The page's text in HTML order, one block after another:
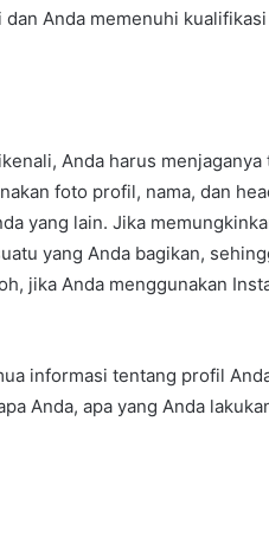
Anda memenuhi
Anda harus
foto profil, nama, dan
yang lain. Jika
yang Anda bagikan,
jika Anda menggunakan
informasi tentang profil
Anda, apa yang Anda